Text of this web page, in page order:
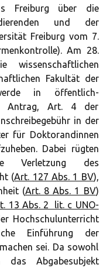
Freiburg über die
und der
Freiburg vom 7.
Am 28.
wissenschaftlichen
Fakultät der
in öffentlich-
Antrag, Art. 4 der
in der
für Doktorandinnen
Dabei rügten
Verletzung des
(Art. 127 Abs. 1 BV),
(Art. 8 Abs. 1 BV)
13 Abs. 2 lit. c UNO-
Hochschulunterricht
Einführung der
sei. Da sowohl
Abgabesubjekt